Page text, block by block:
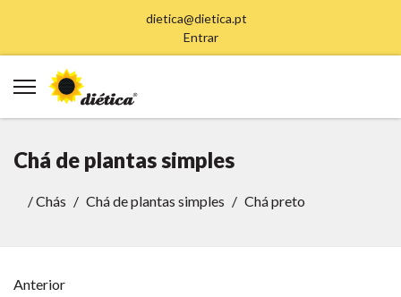
dietica@dietica.pt
Entrar
Chá de plantas simples
/Chás Chá de plantas simples Chá preto
Anterior